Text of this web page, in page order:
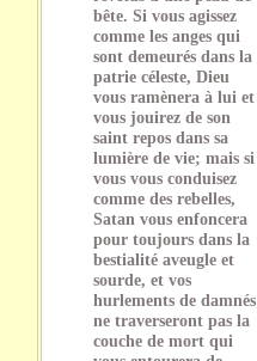
bête. Si vous agissez
comme les anges qui
sont demeurés dans la
patrie céleste, Dieu
vous ramènera à lui et
vous jouirez de son
saint repos dans sa
lumière de vie; mais si
vous vous conduisez
comme des rebelles,
Satan vous enfoncera
pour toujours dans la
bestialité aveugle et
sourde, et vos
hurlements de damnés
ne traverseront pas la
couche de mort qui